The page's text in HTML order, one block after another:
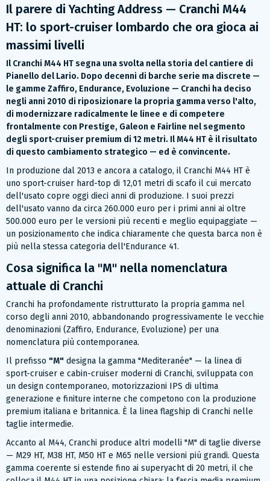
Il parere di Yachting Address — Cranchi M44
HT: lo sport-cruiser lombardo che ora gioca ai
massimi livelli
Il Cranchi M44 HT segna una svolta nella storia del cantiere di
Pianello del Lario. Dopo decenni di barche serie ma discrete —
le gamme Zaffiro, Endurance, Evoluzione — Cranchi ha deciso
negli anni 2010 di riposizionare la propria gamma verso l'alto,
di modernizzare radicalmente le linee e di competere
frontalmente con Prestige, Galeon e Fairline nel segmento
degli sport-cruiser premium di 12 metri. Il M44 HT è il risultato
di questo cambiamento strategico — ed è convincente.
In produzione dal 2013 e ancora a catalogo, il Cranchi M44 HT è
uno sport-cruiser hard-top di 12,01 metri di scafo il cui mercato
dell'usato copre oggi dieci anni di produzione. I suoi prezzi
dell'usato vanno da circa 260.000 euro per i primi anni ai oltre
500.000 euro per le versioni più recenti e meglio equipaggiate —
un posizionamento che indica chiaramente che questa barca non è
più nella stessa categoria dell'Endurance 41.
Cosa significa la "M" nella nomenclatura
attuale di Cranchi
Cranchi ha profondamente ristrutturato la propria gamma nel
corso degli anni 2010, abbandonando progressivamente le vecchie
denominazioni (Zaffiro, Endurance, Evoluzione) per una
nomenclatura più contemporanea.
Il prefisso "M" designa la gamma "Mediteranée" — la linea di
sport-cruiser e cabin-cruiser moderni di Cranchi, sviluppata con
un design contemporaneo, motorizzazioni IPS di ultima
generazione e finiture interne che competono con la produzione
premium italiana e britannica. È la linea flagship di Cranchi nelle
taglie intermedie.
Accanto al M44, Cranchi produce altri modelli "M" di taglie diverse
— M29 HT, M38 HT, M50 HT e M65 nelle versioni più grandi. Questa
gamma coerente si estende fino ai superyacht di 20 metri, il che